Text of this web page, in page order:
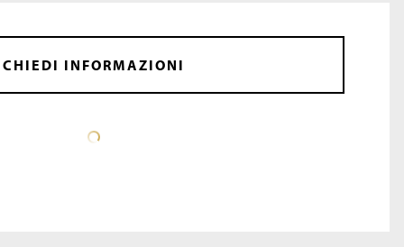
CHIEDI INFORMAZIONI
SCHEDA TECNICA